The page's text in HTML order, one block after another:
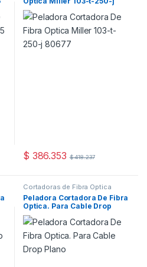
80677
$ 386.353 $418.237
Cortadoras de Fibra Óptica
Peladora Cortadora De Fibra
Optica. Para Cable Drop
Plano